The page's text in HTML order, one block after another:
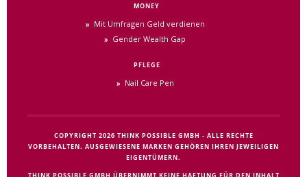
MONEY
Mit Umfragen Geld verdienen
Gender Wealth Gap
PFLEGE
Nail Care Pen
COPYRIGHT 2026 THINK POSSIBLE GMBH - ALLE RECHTE
VORBEHALTEN. AUSGEWIESENE MARKEN GEHÖREN IHREN JEWEILIGEN
EIGENTÜMERN.
THINK POSSIBLE GMBH ÜBERNIMMT KEINE HAFTUNG FÜR DEN INHALT